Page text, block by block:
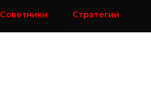
Советники Стратегии